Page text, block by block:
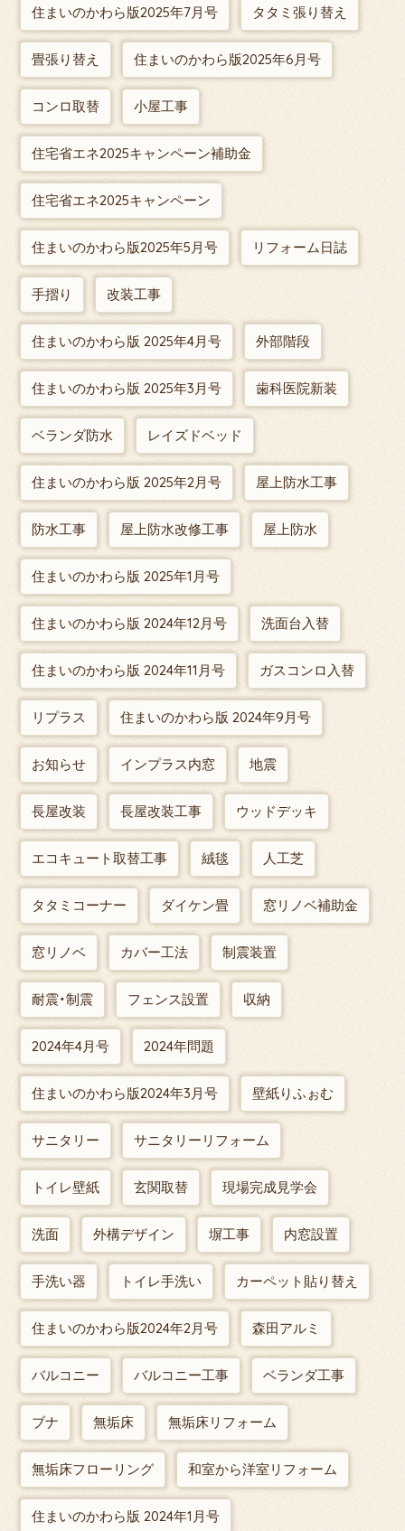
住まいのかわら版2025年7月号 タタミ張り替え
畳張り替え 住まいのかわら版2025年6月号
コンロ取替 小屋工事
住宅省エネ2025キャンペーン補助金
住宅省エネ2025キャンペーン
住まいのかわら版2025年5月号 リフォーム日誌
手摺り 改装工事
住まいのかわら版 2025年4月号 外部階段
住まいのかわら版 2025年3月号 歯科医院新装
ベランダ防水 レイズドベッド
住まいのかわら版 2025年2月号 屋上防水工事
防水工事 屋上防水改修工事 屋上防水
住まいのかわら版 2025年1月号
住まいのかわら版 2024年12月号 洗面台入替
住まいのかわら版 2024年11月号 ガスコンロ入替
リプラス 住まいのかわら版 2024年9月号
お知らせ インプラス内窓 地震
長屋改装 長屋改装工事 ウッドデッキ
エコキュート取替工事 絨毯 人工芝
タタミコーナー ダイケン畳 窓リノベ補助金
窓リノベ カバー工法 制震装置
耐震・制震 フェンス設置 収納
2024年4月号 2024年問題
住まいのかわら版2024年3月号 壁紙りふぉむ
サニタリー サニタリーリフォーム
トイレ壁紙 玄関取替 現場完成見学会
洗面 外構デザイン 塀工事 内窓設置
手洗い器 トイレ手洗い カーペット貼り替え
住まいのかわら版2024年2月号 森田アルミ
バルコニー バルコニー工事 ベランダ工事
ブナ 無垢床 無垢床リフォーム
無垢床フローリング 和室から洋室リフォーム
住まいのかわら版 2024年1月号